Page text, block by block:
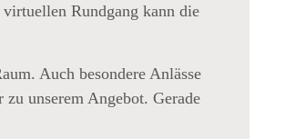
Rundgang kann die
Auch besondere Anlässe
unserem Angebot. Gerade